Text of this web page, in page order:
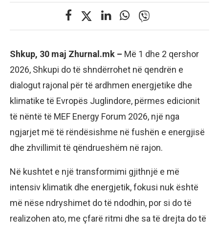
Shkup, 30 maj Zhurnal.mk – Më 1 dhe 2 qershor
2026, Shkupi do të shndërrohet në qendrën e
dialogut rajonal për të ardhmen energjetike dhe
klimatike të Evropës Juglindore, përmes edicionit
të nëntë të MEF Energy Forum 2026, një nga
ngjarjet më të rëndësishme në fushën e energjisë
dhe zhvillimit të qëndrueshëm në rajon.
Në kushtet e një transformimi gjithnjë e më
intensiv klimatik dhe energjetik, fokusi nuk është
më nëse ndryshimet do të ndodhin, por si do të
realizohen ato, me çfarë ritmi dhe sa të drejta do të